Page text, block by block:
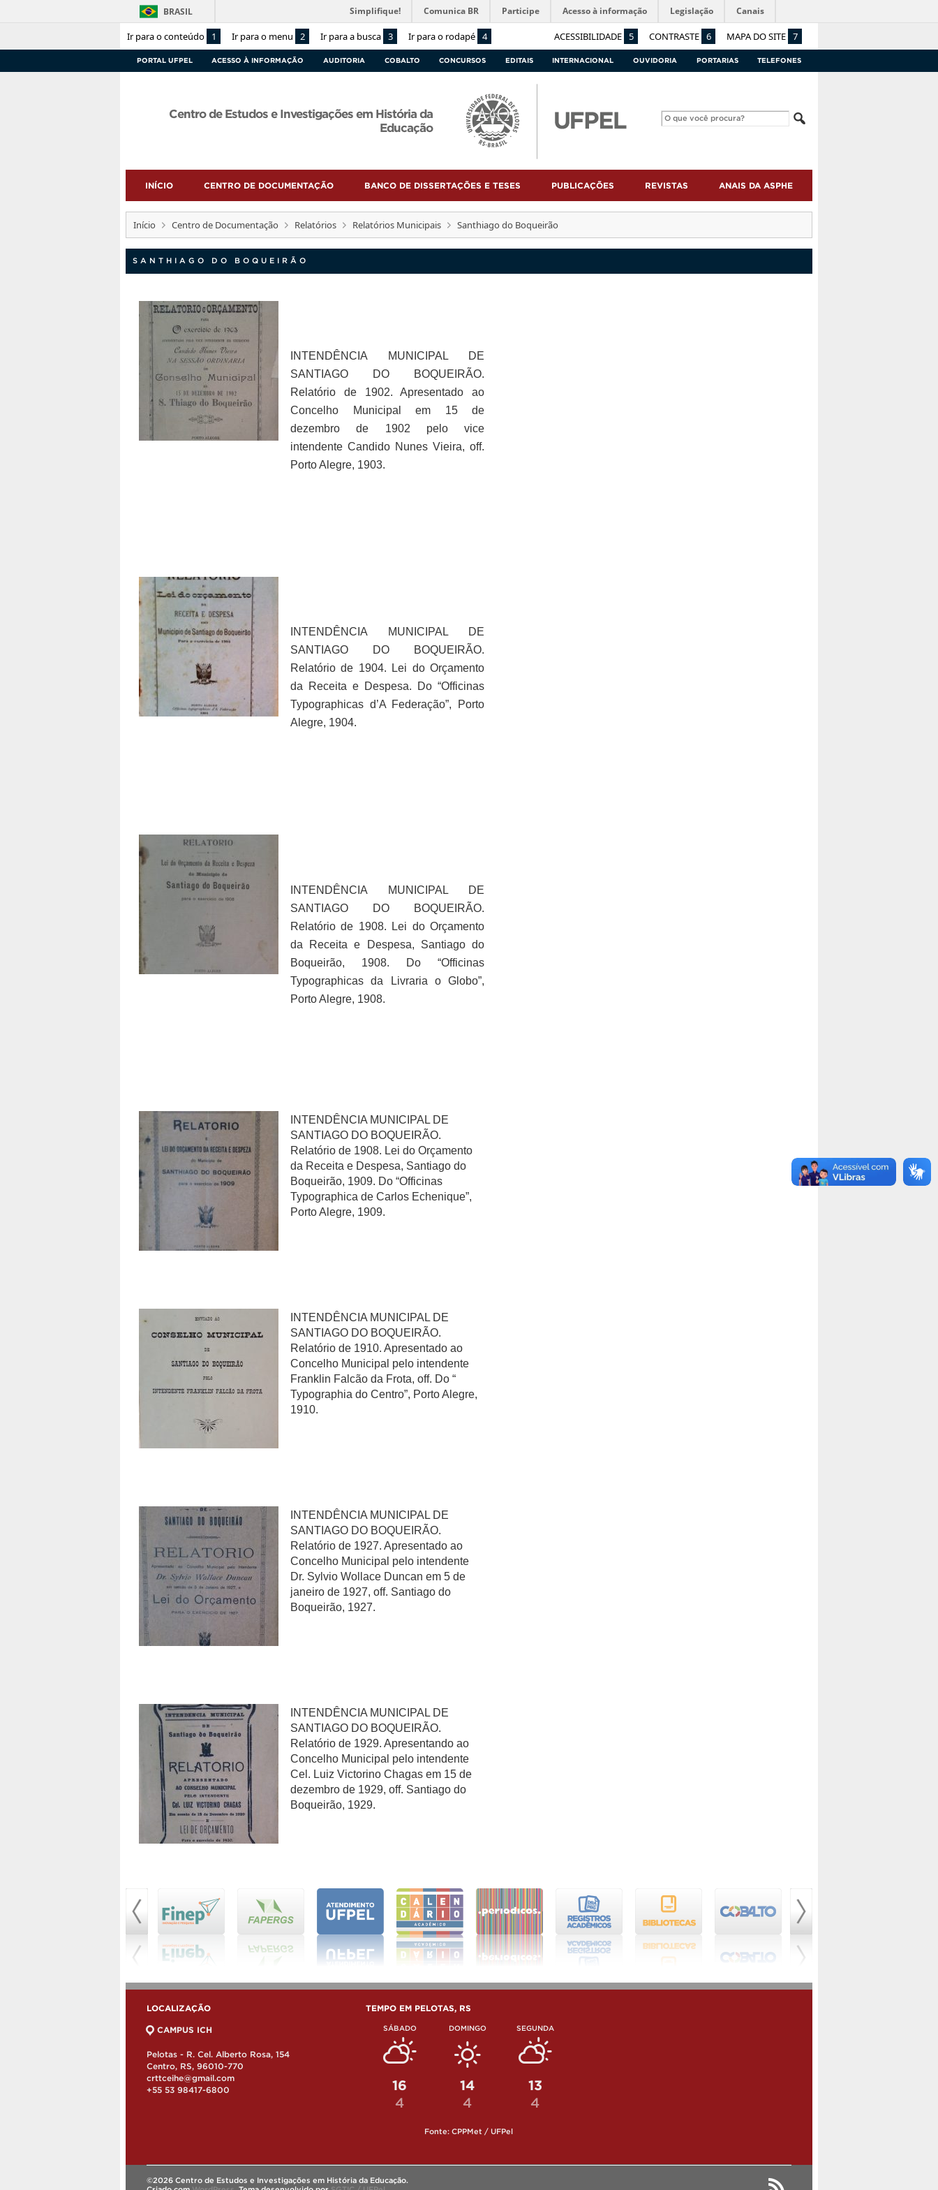
Ir para o conteúdo 1 Ir para o menu 2 Ir para a busca 3 Ir para o rodapé 4 ACESSIBILIDADE 5 CONTRASTE 6 MAPA DO SITE 7
BRASIL Simplifique! Comunica BR Participe Acesso à informação Legislação Canais
PORTAL UFPEL ACESSO À INFORMAÇÃO AUDITORIA COBALTO CONCURSOS EDITAIS INTERNACIONAL OUVIDORIA PORTARIAS TELEFONES
Centro de Estudos e Investigações em História da
Educação
INÍCIO CENTRO DE DOCUMENTAÇÃO BANCO DE DISSERTAÇÕES E TESES PUBLICAÇÕES REVISTAS ANAIS DA ASPHE
Início Centro de Documentação Relatórios Relatórios Municipais Santhiago do Boqueirão
SANTHIAGO DO BOQUEIRÃO
INTENDÊNCIA MUNICIPAL DE
SANTIAGO DO BOQUEIRÃO.
Relatório de 1902. Apresentado ao
Concelho Municipal em 15 de
dezembro de 1902 pelo vice
intendente Candido Nunes Vieira, off.
Porto Alegre, 1903.
INTENDÊNCIA MUNICIPAL DE
SANTIAGO DO BOQUEIRÃO.
Relatório de 1904. Lei do Orçamento
da Receita e Despesa. Do “Officinas
Typographicas d’A Federação”, Porto
Alegre, 1904.
INTENDÊNCIA MUNICIPAL DE
SANTIAGO DO BOQUEIRÃO.
Relatório de 1908. Lei do Orçamento
da Receita e Despesa, Santiago do
Boqueirão, 1908. Do “Officinas
Typographicas da Livraria o Globo”,
Porto Alegre, 1908.
INTENDÊNCIA MUNICIPAL DE
SANTIAGO DO BOQUEIRÃO.
Relatório de 1908. Lei do Orçamento
da Receita e Despesa, Santiago do
Boqueirão, 1909. Do “Officinas
Typographica de Carlos Echenique”,
Porto Alegre, 1909.
INTENDÊNCIA MUNICIPAL DE
SANTIAGO DO BOQUEIRÃO.
Relatório de 1910. Apresentado ao
Concelho Municipal pelo intendente
Franklin Falcão da Frota, off. Do “
Typographia do Centro”, Porto Alegre,
1910.
INTENDÊNCIA MUNICIPAL DE
SANTIAGO DO BOQUEIRÃO.
Relatório de 1927. Apresentado ao
Concelho Municipal pelo intendente
Dr. Sylvio Wollace Duncan em 5 de
janeiro de 1927, off. Santiago do
Boqueirão, 1927.
INTENDÊNCIA MUNICIPAL DE
SANTIAGO DO BOQUEIRÃO.
Relatório de 1929. Apresentando ao
Concelho Municipal pelo intendente
Cel. Luiz Victorino Chagas em 15 de
dezembro de 1929, off. Santiago do
Boqueirão, 1929.
LOCALIZAÇÃO
CAMPUS ICH
Pelotas - R. Cel. Alberto Rosa, 154
Centro, RS, 96010-770
crttceihe@gmail.com
+55 53 98417-6800
TEMPO EM PELOTAS, RS
SÁBADO
16
4
DOMINGO
14
4
SEGUNDA
13
4
Fonte: CPPMet / UFPel
©2026 Centro de Estudos e Investigações em História da Educação.